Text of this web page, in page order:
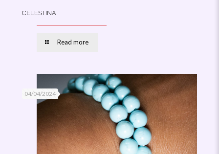
CELESTINA
Read more
04/04/2024